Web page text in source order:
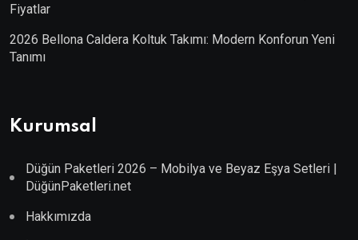
Fiyatlar
2026 Bellona Caldera Koltuk Takımı: Modern Konforun Yeni
Tanımı
Kurumsal
Düğün Paketleri 2026 – Mobilya ve Beyaz Eşya Setleri |
DüğünPaketleri.net
Hakkımızda